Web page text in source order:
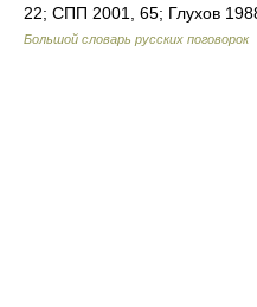
22; СПП 2001, 65; Глухов
Большой словарь русских поговорок